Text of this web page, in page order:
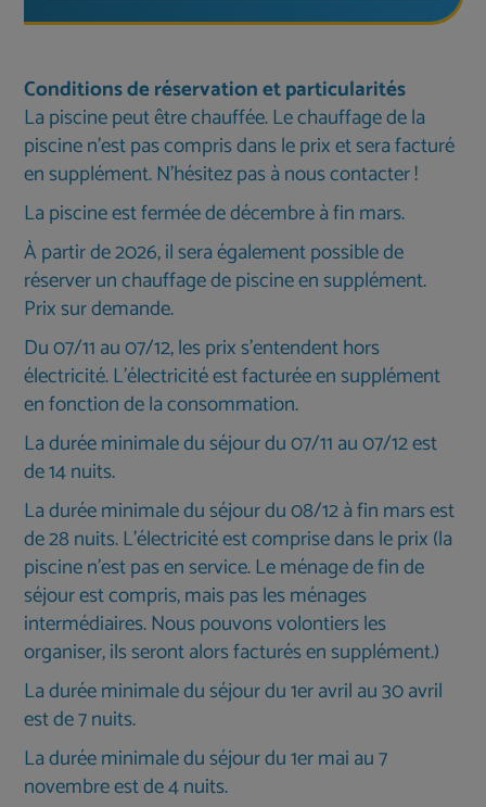
Conditions de réservation et particularités
La piscine peut être chauffée. Le chauffage de la
piscine n'est pas compris dans le prix et sera facturé
en supplément. N'hésitez pas à nous contacter !
La piscine est fermée de décembre à fin mars.
À partir de 2026, il sera également possible de
réserver un chauffage de piscine en supplément.
Prix sur demande.
Du 07/11 au 07/12, les prix s'entendent hors
électricité. L'électricité est facturée en supplément
en fonction de la consommation.
La durée minimale du séjour du 07/11 au 07/12 est
de 14 nuits.
La durée minimale du séjour du 08/12 à fin mars est
de 28 nuits. L'électricité est comprise dans le prix (la
piscine n'est pas en service. Le ménage de fin de
séjour est compris, mais pas les ménages
intermédiaires. Nous pouvons volontiers les
organiser, ils seront alors facturés en supplément.)
La durée minimale du séjour du 1er avril au 30 avril
est de 7 nuits.
La durée minimale du séjour du 1er mai au 7
novembre est de 4 nuits.